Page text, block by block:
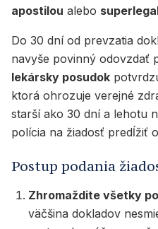
apostilou alebo
Do 30 dní od prevzatia
navyše povinný odovzdať
lekársky posudok
ktorá ohrozuje verejné
starší ako 30 dní a lehotu
polícia na žiadosť predĺžiť
Postup podania
Zhromaždite všetky
väčšina dokladov